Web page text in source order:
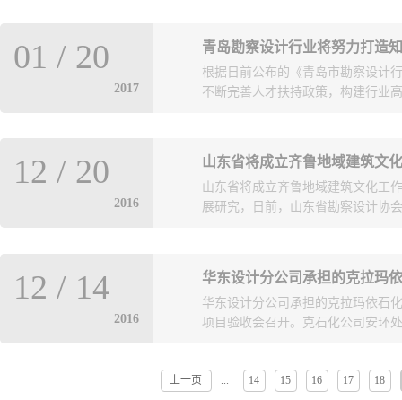
家单位（青岛北洋建筑设计有限公
修德华）荣获表彰。
青岛勘察设计行业将努力打造
2017
01 / 20
根据日前公布的《青岛市勘察设计
不断完善人才扶持政策，构建行业
批满足工程建设需要的专业技术高
3000人，力争吸收、培养5名以上
努力打造一支由高端人才领衔、人
山东省将成立齐鲁地域建筑文
2016
12 / 20
山东省将成立齐鲁地域建筑文化工
展研究，日前，山东省勘察设计协
与中国勘察设计协会传统建筑分会
作委员会”，定于12月22日在济南
会。会议将审议通过委员会工作办
书长人选；举行授牌仪式。
华东设计分公司承担的克拉玛
2016
12 / 14
华东设计分公司承担的克拉玛依石
项目验收会召开。克石化公司安环
部门负责人参会，项目经理周浩代
上一页 ... 14 15 16 17 18